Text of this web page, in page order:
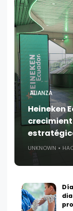
ALIANZA
Heineken
UNKNOWN